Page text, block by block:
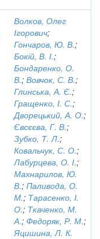
Волков, Олег
Ігорович;
Гончаров, Ю. В.;
Бокій, В. І.;
Бондаренко, О.
В.; Вовчок, С. В.;
Глинська, А. Є.;
Гращенко, І. С.;
Дворецький, А. О.;
Євсєєва, Г. В.;
Зубко, Т. Л.;
Ковальчук, С. О.;
Лабурцева, О. І.;
Махнарилов, Ю.
В.; Паливода, О.
М.; Тарасенко, І.
О.; Ткаченко, М.
А.; Федоряк, Р. М.;
Яцишина, Л. К.